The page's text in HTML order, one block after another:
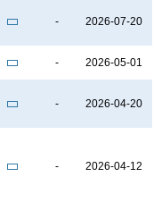
- 2026-07-20
- 2026-05-01
- 2026-04-20
- 2026-04-12